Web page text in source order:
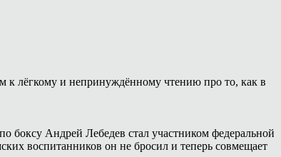
к лёгкому и непринуждённому чтению про то, как в
боксу Андрей Лебедев стал участником федеральной
воспитанников он не бросил и теперь совмещает